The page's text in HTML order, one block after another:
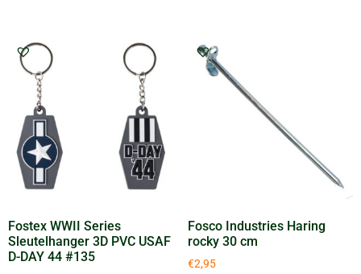
Fostex WWII Series
Sleutelhanger 3D PVC USAF
D-DAY 44 #135
Fosco Industries Haring
rocky 30 cm
€2,95